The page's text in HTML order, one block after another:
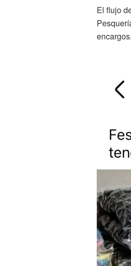
El flujo